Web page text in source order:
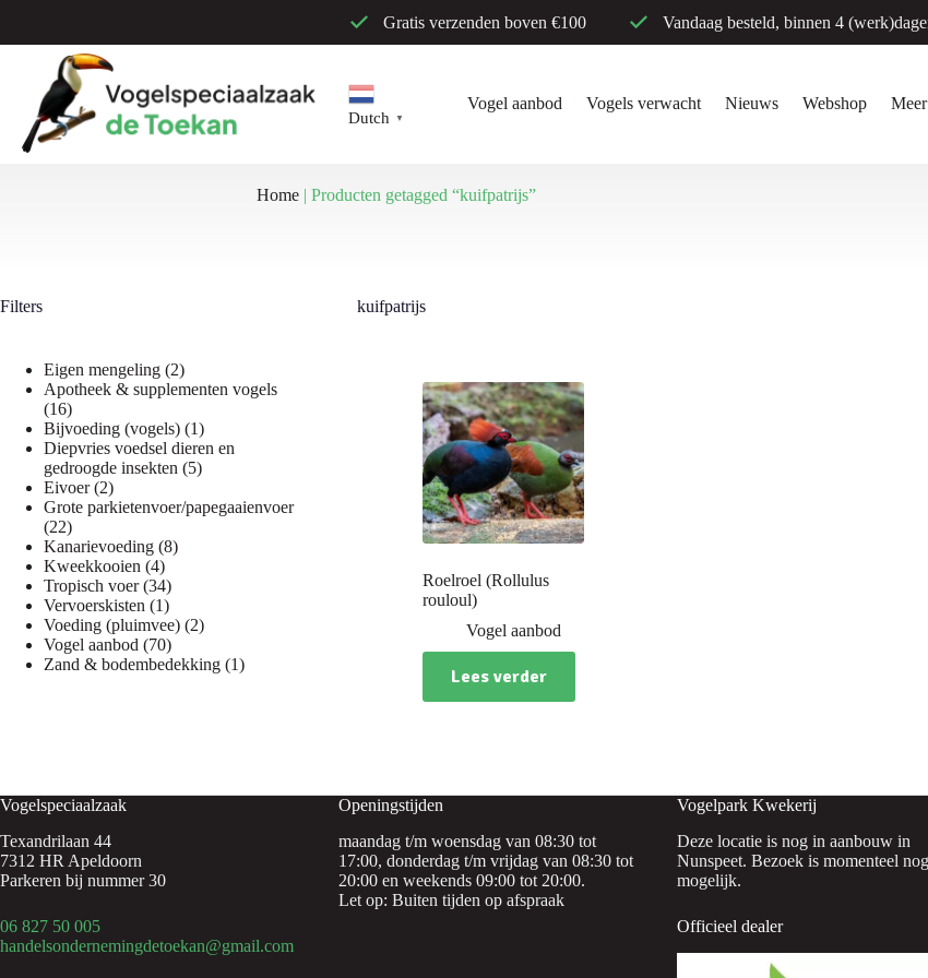
de
Gratis verzenden boven €100 Vandaag besteld, binnen 4
Dutch ▼
Vogel aanbod Vogels verwacht Nieuws Webshop Meer
Home |Producten getagged “kuifpatrijs”
kuifpatrijs
Roelroel (Rollulus
rouloul)
Vogel aanbod
Lees verder
Filters
Eigen mengeling 22
producten
Apotheek & supplementen vogels
1616
producten
Bijvoeding (vogels) 11
product
Diepvries voedsel dieren en
gedroogde insekten
55
Eivoer 22
producten
Grote parkietenvoer/papegaaienvoer
2222
producten
Kanarievoeding 88
Kweekkooien 44
producten
Tropisch voer 3434
producten
Vervoerskisten 11
product
Voeding (pluimvee) 22
Vogel aanbod 7070
producten
Zand & bodembedekking 11
Vogelspeciaalzaak
Texandrilaan 44
7312 HR Apeldoorn
Parkeren bij nummer 30
06 827 50 005
handelsondernemingdetoekan@gmail.com
Openingstijden
maandag t/m woensdag van 08:30 tot
17:00, donderdag t/m vrijdag van 08:30 tot
20:00 en weekends 09:00 tot 20:00.
Let op: Buiten tijden op afspraak
Vogelpark Kwekerij
Deze locatie is nog in aanbouw in
Nunspeet. Bezoek is momenteel
mogelijk.
Officieel dealer